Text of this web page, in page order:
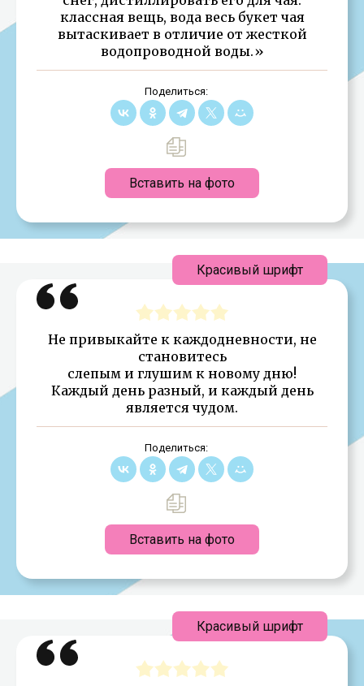
классная вещь, вода весь букет чая
вытаскивает в отличие от жесткой
водопроводной воды.»
Поделиться:
Вставить на фото
Не привыкайте к каждодневности, не
становитесь
слепым и глушим к новому дню!
Каждый день разный, и каждый день
является чудом.
Поделиться:
Вставить на фото
Красивый шрифт
Красивый шрифт